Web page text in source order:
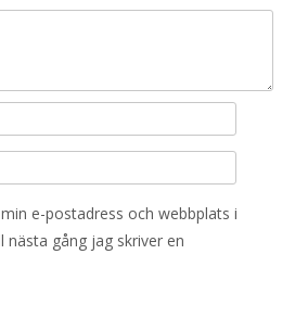
e-postadress och webbplats i
nästa gång jag skriver en